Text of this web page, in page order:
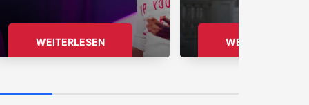
WEITERLESEN WEITERLESEN